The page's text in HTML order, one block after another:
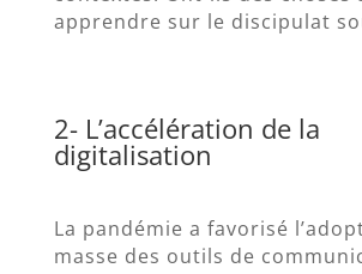
apprendre sur le discipulat
2- L’accélération de la
digitalisation
La pandémie a favorisé
masse des outils de